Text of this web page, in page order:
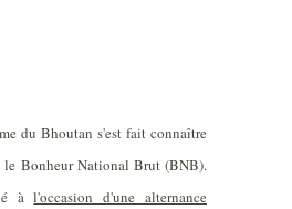
du Bhoutan s'est fait connaître
le Bonheur National Brut (BNB).
àl'occasion d'une alternance